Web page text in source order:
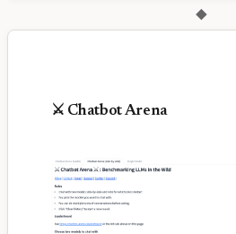
◆
⚔️ Chatbot Arena